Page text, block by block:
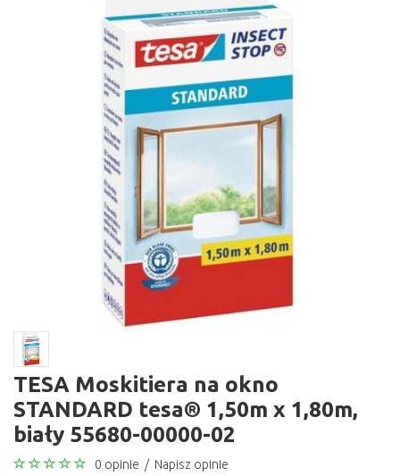
TESA Moskitiera na okno
STANDARD tesa® 1,50m x 1,80m,
biały 55680-00000-02
0 opinie / Napisz opinie